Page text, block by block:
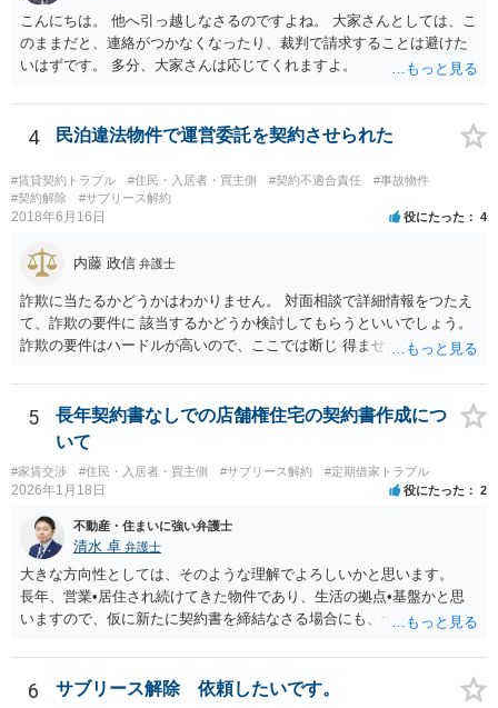
こんにちは。 他へ引っ越しなさるのですよね。 大家さんとしては、こ
のままだと、連絡がつかなくなったり、裁判で請求することは避けた
いはずです。 多分、大家さんは応じてくれますよ。
4 民泊違法物件で運営委託を契約させられた
#賃貸契約トラブル #住民・入居者・買主側 #契約不適合責任
#事故物件
#契約解除
#サブリース解約
2018年6月16日 役にたった 4
内藤 政信 弁護士
詐欺に当たるかどうかはわかりません。 対面相談で詳細情報をつたえ
て、詐欺の要件に 該当するかどうか検討してもらうといいでしょう。
詐欺の要件はハードルが高いので、ここでは断じ 得ません。
5
長年契約書なしでの店舗権住宅の契約書作成につ
いて
#家賃交渉 #住民・入居者・買主側 #サブリース解約 #定期借家トラブル
2026年1月18日 役にたった 2
不動産・住まいに強い弁護士
清水 卓 弁護士
大きな方向性としては、そのような理解でよろしいかと思います。
長年、営業•居住され続けてきた物件であり、生活の拠点•基盤かと思
いますので、仮に新たに契約書を締結なさる場合にも、十分交渉し、
6 サブリース解除 依頼したいです。